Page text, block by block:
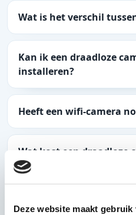
Deze website maakt gebruik
Wat is het verschil
Kan ik een draadloze
installeren?
Heeft een wifi-camera
Wat kost een draadloze
installeren?